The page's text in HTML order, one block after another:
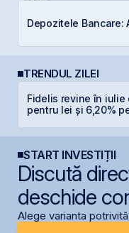
Depozitele Bancare:
TRENDUL ZILEI
Fidelis revine în iulie
pentru lei și 6,20%
START INVESTIȚII
Discută
deschide
Alege varianta